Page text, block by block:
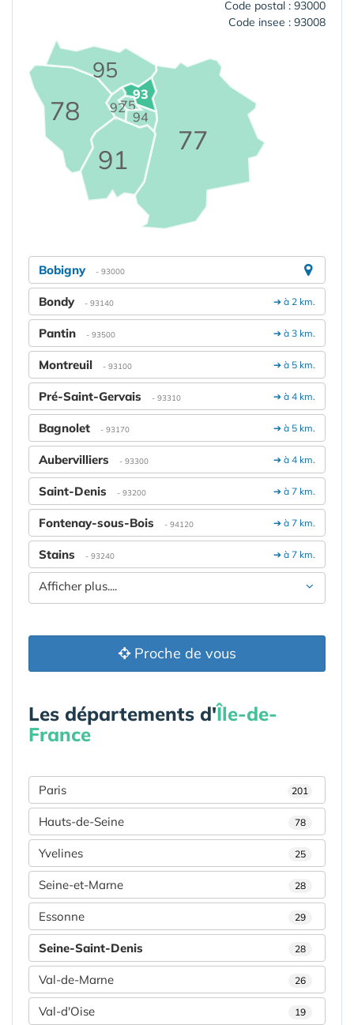
Code postal : 93000
Code insee : 93008
75
77
78
91
92
93
94
95
Bobigny - 93000
➔ à 2 km.
Bondy - 93140
➔ à 3 km.
Pantin - 93500
➔ à 5 km.
Montreuil - 93100
➔ à 4 km.
Pré-Saint-Gervais - 93310
➔ à 5 km.
Bagnolet - 93170
➔ à 4 km.
Aubervilliers - 93300
➔ à 7 km.
Saint-Denis - 93200
➔ à 7 km.
Fontenay-sous-Bois - 94120
➔ à 7 km.
Stains - 93240
Afficher plus....
Proche de vous
Les départements d'Île-de-
France
Paris 201
Hauts-de-Seine 78
Yvelines 25
Seine-et-Marne 28
Essonne 29
Seine-Saint-Denis 28
Val-de-Marne 26
Val-d'Oise 19